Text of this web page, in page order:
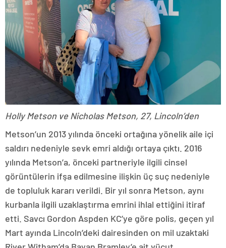
Holly Metson ve Nicholas Metson, 27, Lincoln’den
Metson’un 2013 yılında önceki ortağına yönelik aile içi
saldırı nedeniyle sevk emri aldığı ortaya çıktı. 2016
yılında Metson’a, önceki partneriyle ilgili cinsel
görüntülerin ifşa edilmesine ilişkin üç suç nedeniyle
de topluluk kararı verildi. Bir yıl sonra Metson, aynı
kurbanla ilgili uzaklaştırma emrini ihlal ettiğini itiraf
etti. Savcı Gordon Aspden KC’ye göre polis, geçen yıl
Mart ayında Lincoln’deki dairesinden on mil uzaktaki